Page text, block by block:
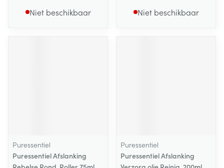
Niet beschikbaar Niet beschikbaar
Puressentiel
Puressentiel Afslanking
Puressentiel
Puressentiel Afslanking